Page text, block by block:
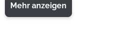
Reißverschluss-Brust- und
PFC-freie wasserabweisende
Mehr anzeigen